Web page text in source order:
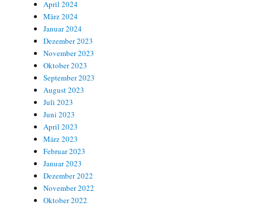
April 2024
März 2024
Januar 2024
Dezember 2023
November 2023
Oktober 2023
September 2023
August 2023
Juli 2023
Juni 2023
April 2023
März 2023
Februar 2023
Januar 2023
Dezember 2022
November 2022
Oktober 2022